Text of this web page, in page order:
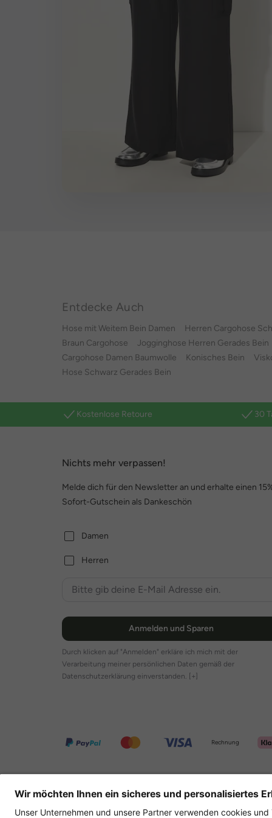
Entdecke Auch
Hose mit Weitem Bein Damen
Herren Cargohose
Braun Cargohose
Jogginghose Herren Gerades Bein
Cargohose Damen Baumwolle
Konisches Bein
Hose Schwarz Gerades Bein
Kostenlose Retoure 30
Nichts mehr verpassen!
Melde dich für den Newsletter an und erhalte einen
Sofort-Gutschein als Dankeschön
Damen
Herren
Anmelden und Sparen
Durch klicken auf "Anmelden" erkläre ich mich mit der
Verarbeitung meiner persönlichen Daten gemäß der
Datenschutzerklärung einverstanden. [+]
Rechnung